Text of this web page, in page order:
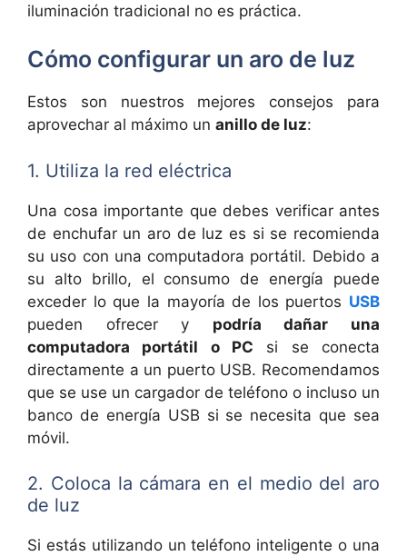
iluminación tradicional no es práctica.
Cómo configurar un aro de luz
Estos son nuestros mejores consejos para
aprovechar al máximo un anillo de luz:
1. Utiliza la red eléctrica
Una cosa importante que debes verificar antes
de enchufar un aro de luz es si se recomienda
su uso con una computadora portátil. Debido a
su alto brillo, el consumo de energía puede
exceder lo que la mayoría de los puertos USB
pueden ofrecer y podría dañar una
computadora portátil o PC si se conecta
directamente a un puerto USB. Recomendamos
que se use un cargador de teléfono o incluso un
banco de energía USB si se necesita que sea
móvil.
2. Coloca la cámara en el medio del aro
de luz
Si estás utilizando un teléfono inteligente o una